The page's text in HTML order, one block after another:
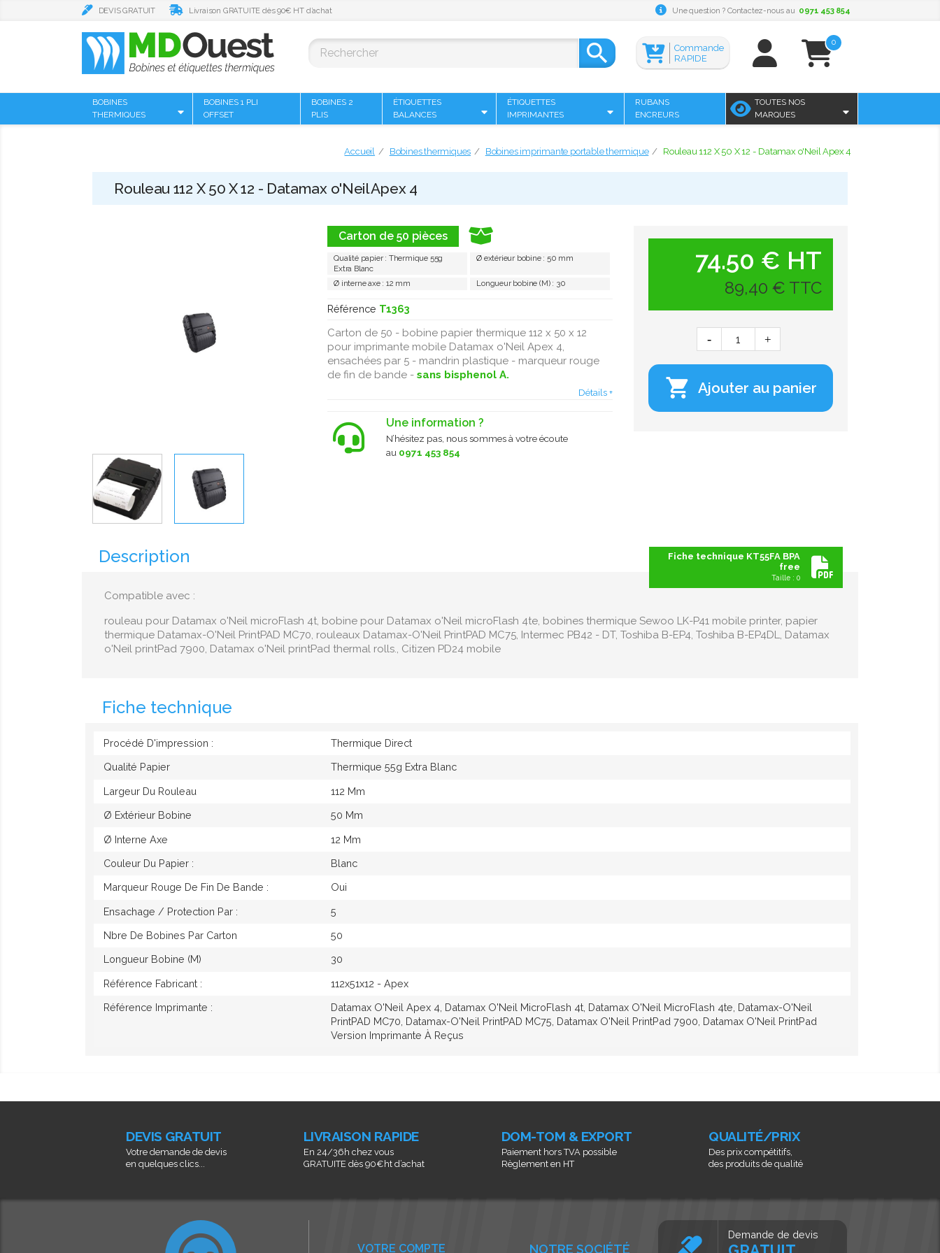
DEVIS GRATUIT Livraison GRATUITE dès 90€ HT d’achat Une question ? Contactez-nous au 0971 453 854
 0
Commande
RAPIDE
BOBINES
THERMIQUES
BOBINES 1 PLI
OFFSET
BOBINES 2
PLIS
ÉTIQUETTES
BALANCES
ÉTIQUETTES
IMPRIMANTES
RUBANS
ENCREURS
TOUTES NOS
MARQUES
Accueil Bobines thermiques Bobines imprimante portable thermique Rouleau 112 X 50 X 12 - Datamax o'Neil Apex 4
Rouleau 112 X 50 X 12 - Datamax o'Neil Apex 4
Carton de 50 pièces
Qualité papier : Thermique 55g
Extra Blanc
Ø extérieur bobine : 50 mm
Ø interne axe : 12 mm Longueur bobine (M) : 30
Référence T1363
Carton de 50 - bobine papier thermique 112 x 50 x 12
pour imprimante mobile Datamax o'Neil Apex 4 ,
ensachées par 5 - mandrin plastique - marqueur rouge
de fin de bande - sans bisphenol A.
Détails +
Une information ?
N’hésitez pas, nous sommes à votre écoute
au 0971 453 854
74.50 € HT
89,40 € TTC
 Ajouter au panier
Description
Compatible avec :
rouleau pour Datamax o'Neil microFlash 4t, bobine pour Datamax o'Neil microFlash 4t e, bobines thermique Sewoo LK-P41 mobile printer, papier
thermique Datamax-O'Neil PrintPAD MC70 , rouleaux Datamax-O'Neil PrintPAD MC75 , Intermec PB42 - DT , Toshiba B-EP4, Toshiba B-EP4DL, Datamax
o'Neil printPad 7900, Datamax o'Neil printPad thermal rolls., Citizen PD24 mobile
Fiche technique KT55FA BPA
free
Taille : 0
Fiche technique
Procédé D'impression : Thermique Direct
Qualité Papier Thermique 55g Extra Blanc
Largeur Du Rouleau 112 Mm
Ø Extérieur Bobine 50 Mm
Ø Interne Axe 12 Mm
Couleur Du Papier : Blanc
Marqueur Rouge De Fin De Bande : Oui
Ensachage / Protection Par : 5
Nbre De Bobines Par Carton 50
Longueur Bobine (M) 30
Référence Fabricant : 112x51x12 - Apex
Référence Imprimante :
Datamax O'Neil Apex 4, Datamax O'Neil MicroFlash 4t, Datamax O'Neil MicroFlash 4t E, Datamax-O'Neil
PrintPAD MC70, Datamax-O'Neil PrintPAD MC75, Datamax O'Neil PrintPad 7900, Datamax O'Neil PrintPad
Version Imprimante À Reçus
DEVIS GRATUIT
Votre demande de devis
en quelques clics...
LIVRAISON RAPIDE
En 24/36h chez vous
GRATUITE dès 90€ht d’achat
DOM-TOM & EXPORT
Paiement hors TVA possible
Règlement en HT
QUALITÉ/PRIX
Des prix compétitifs,
des produits de qualité
NOTRE SOCIÉTÉ
VOTRE COMPTE
Demande de devis